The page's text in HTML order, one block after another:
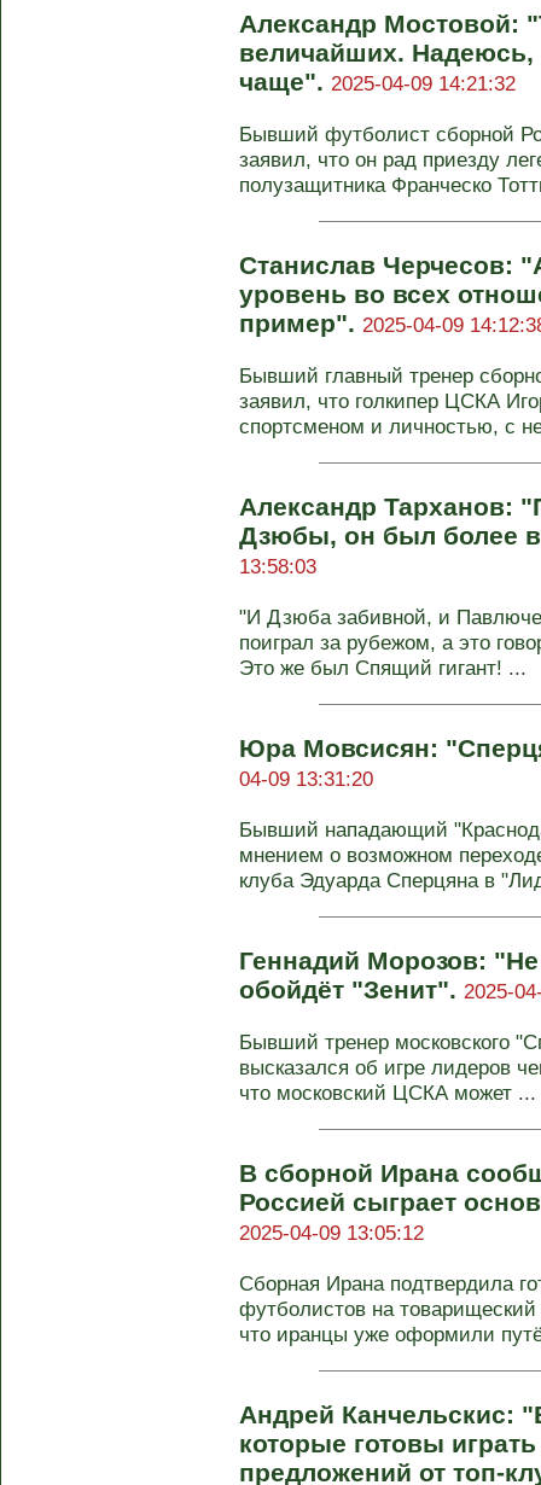
Александр Мостовой:
величайших. Надеюсь,
чаще". 2025-04-09 14:21:32
Бывший футболист сборной
заявил, что он рад приезду
полузащитника Франческо
Станислав Черчесов:
уровень во всех
пример". 2025-04-09
Бывший главный тренер
заявил, что голкипер ЦСКА
спортсменом и личностью, с
Александр Тарханов:
Дзюбы, он был более
13:58:03
"И Дзюба забивной, и
поиграл за рубежом, а это
Это же был Спящий гигант! ...
Юра Мовсисян:
04-09 13:31:20
Бывший нападающий
мнением о возможном
клуба Эдуарда Сперцяна в
Геннадий Морозов:
обойдёт "Зенит". 2025-
Бывший тренер московского
высказался об игре лидеров
что московский ЦСКА может ...
В сборной Ирана
Россией сыграет
2025-04-09 13:05:12
Сборная Ирана подтвердила
футболистов на
что иранцы уже оформили
Андрей Канчельскис:
которые готовы
предложений от топ-